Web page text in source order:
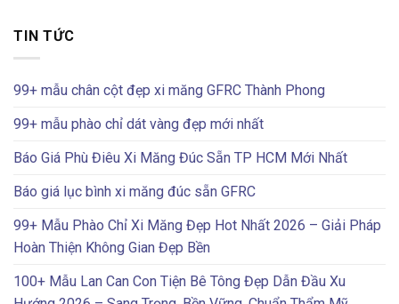
TIN TỨC
99+ mẫu chân cột đẹp xi măng GFRC Thành Phong
99+ mẫu phào chỉ dát vàng đẹp mới nhất
Báo Giá Phù Điêu Xi Măng Đúc Sẵn TP HCM Mới Nhất
Báo giá lục bình xi măng đúc sẵn GFRC
99+ Mẫu Phào Chỉ Xi Măng Đẹp Hot Nhất 2026 – Giải Pháp
Hoàn Thiện Không Gian Đẹp Bền
100+ Mẫu Lan Can Con Tiện Bê Tông Đẹp Dẫn Đầu Xu